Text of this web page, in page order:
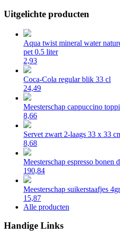
Uitgelichte producten
Aqua twist mineral water
pet 0.5 liter
2,93
Coca-Cola regular blik 33 cl
24,49
Meesterschap cappuccino
8,66
Servet zwart 2-laags 33 x 33
8,68
Meesterschap espresso bonen
190,84
Meesterschap suikerstaafjes
15,87
Alle producten
Handige Links